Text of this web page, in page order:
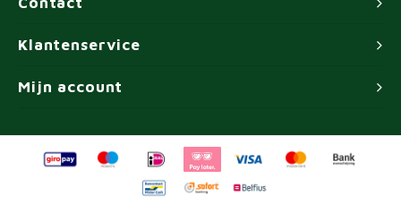
Klantenservice
Mijn account